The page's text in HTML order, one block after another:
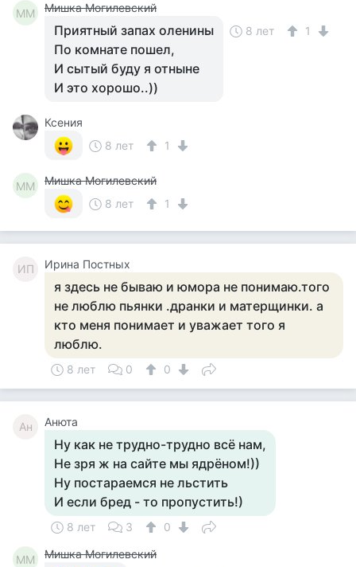
ММ Мишка Могилевский
Приятный запах оленины
По комнате пошел,
И сытый буду я отныне
И это хорошо..))
8 лет 1
Ксения
8 лет
1
ММ
Мишка Могилевский
8 лет
1
ИП Ирина Постных
я здесь не бываю и юмора не понимаю.того
не люблю пьянки .дранки и матерщинки. а
кто меня понимает и уважает того я
люблю.
8 лет 0 0
Ан Анюта
Ну как не трудно-трудно всё нам,
Не зря ж на сайте мы ядрёном!))
Ну постараемся не льстить
И если бред - то пропустить!)
8 лет 3 0
ММ
Мишка Могилевский